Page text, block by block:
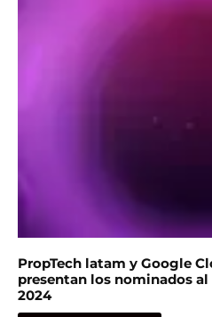
PropTech latam y Google
presentan los nominados
2024